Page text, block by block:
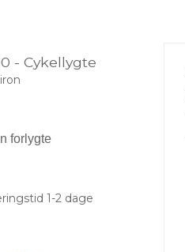
- Cykellygte
forlygte
1-2 dage